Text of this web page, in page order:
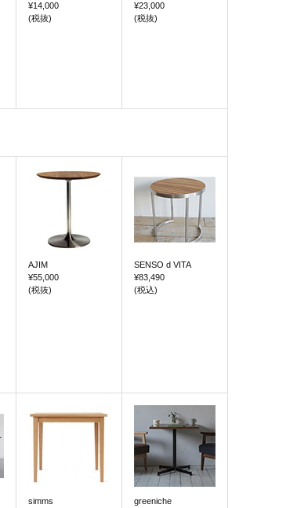
¥14,000
(税抜)
¥23,000
(税抜)
AJIM
¥55,000
(税抜)
SENSO d VITA
¥83,490
(税込)
simms
greeniche